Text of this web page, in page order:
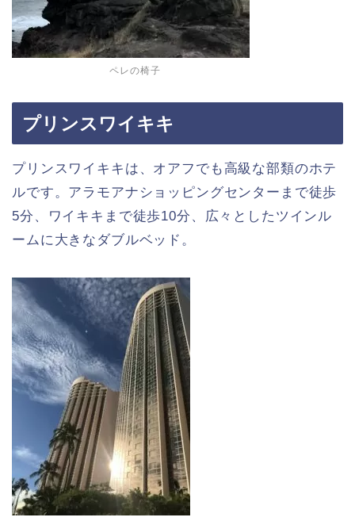
ペレの椅子
プリンスワイキキ
プリンスワイキキは、オアフでも高級な部類のホテ
ルです。アラモアナショッピングセンターまで徒歩
5分、ワイキキまで徒歩10分、広々としたツインル
ームに大きなダブルベッド。